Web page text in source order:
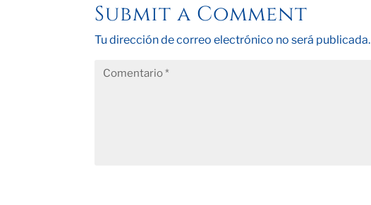
Submit a Comment
Tu dirección de correo electrónico no será publicada.